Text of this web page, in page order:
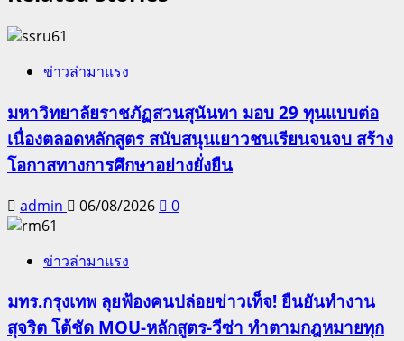
ข่าวล่ามาแรง
มหาวิทยาลัยราชภัฏสวนสุนันทา มอบ 29 ทุนแบบต่อ
เนื่องตลอดหลักสูตร สนับสนุนเยาวชนเรียนจนจบ สร้าง
โอกาสทางการศึกษาอย่างยั่งยืน
admin 06/08/2026 0
ข่าวล่ามาแรง
มทร.กรุงเทพ ลุยฟ้องคนปล่อยข่าวเท็จ! ยืนยันทำงาน
สุจริต โต้ชัด MOU-หลักสูตร-วีซ่า ทำตามกฎหมายทุก